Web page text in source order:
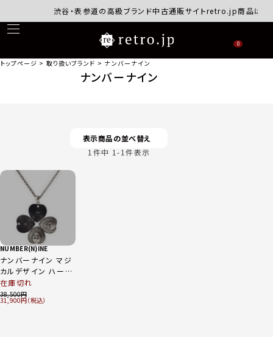
渋谷・表参道の高級ブランド中古通販サイトretro.jp商品はす
0
トップページ 取り扱いブランド ナンバーナイン
ナンバーナイン
表示商品の並べ替え
1 件中 1-1件表示
NUMBER(N)INE
ナンバーナイン マジ
カルデザイン ハート
スカル 涙チェーン ネ
ックレス ペンダント
アクセサリー SV925
在庫切れ
38,500
31,900